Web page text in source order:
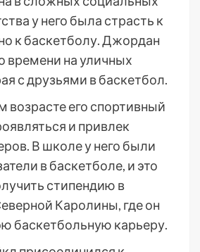
у него была страсть к
к баскетболу. Джордан
времени на уличных
с друзьями в баскетбол.
возрасте его спортивный
и привлек
В школе у него были
в баскетболе, и это
стипендию в
Каролины, где он
баскетбольную карьеру.